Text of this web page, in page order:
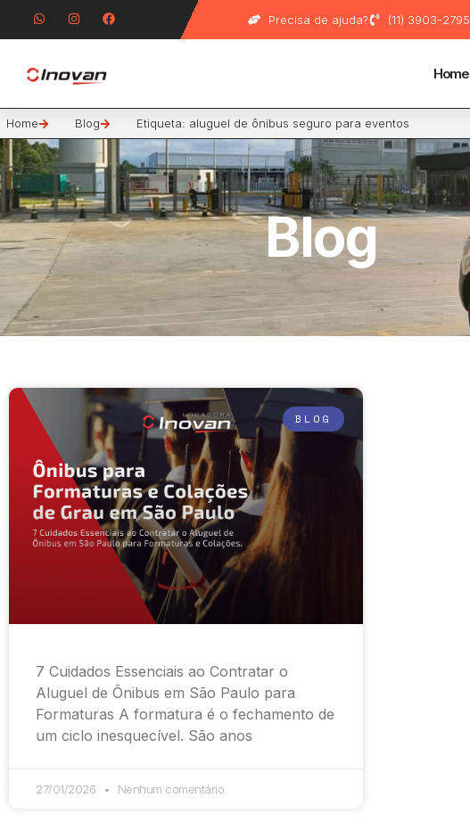
Precisa de ajuda? (11) 3903-2795
Home
Home Blog Etiqueta: aluguel de ônibus seguro para eventos
Blog
BLOG
7 Cuidados Essenciais ao Contratar o
Aluguel de Ônibus em São Paulo para
Formaturas A formatura é o fechamento de
um ciclo inesquecível. São anos
27/01/2026 Nenhum comentário